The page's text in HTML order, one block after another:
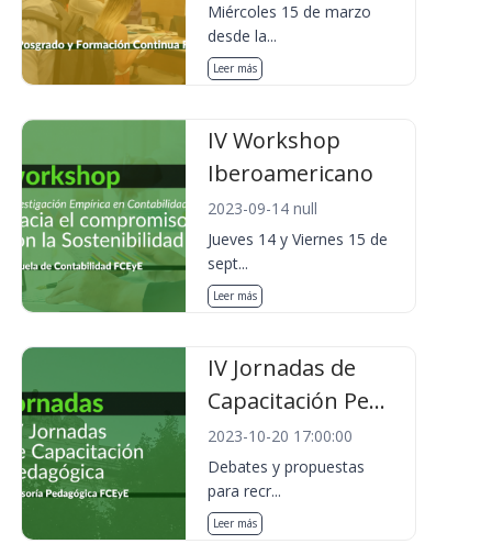
Miércoles 15 de marzo
desde la...
Leer más
IV Workshop
Iberoamericano
2023-09-14 null
Jueves 14 y Viernes 15 de
sept...
Leer más
IV Jornadas de
Capacitación Pe...
2023-10-20 17:00:00
Debates y propuestas
para recr...
Leer más